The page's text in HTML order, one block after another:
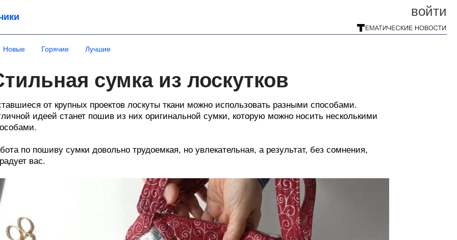
войти
Новые Горячие Лучшие
сумка из лоскутков
от крупных проектов лоскуты ткани можно использовать разными способами.
идеей станет пошив из них оригинальной сумки, которую можно носить несколькими
по пошиву сумки довольно трудоемкая, но увлекательная, а результат, без сомнения,
вас.